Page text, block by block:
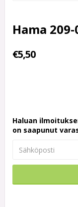
Hama
€5,50
Haluan
on saapunut